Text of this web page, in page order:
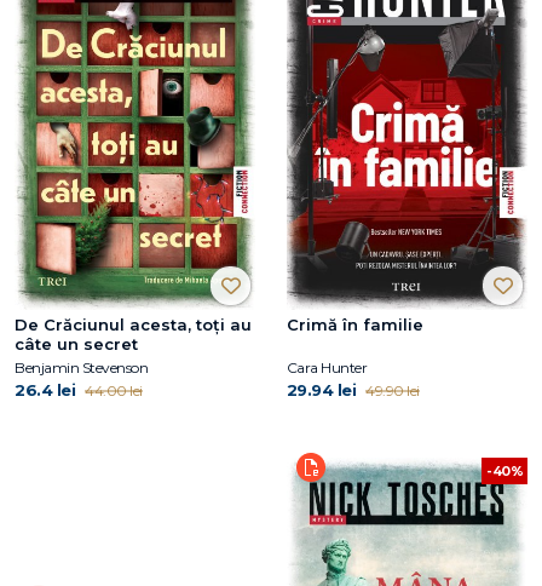
De Crăciunul acesta, toți au
câte un secret
Benjamin Stevenson
26.4 lei 44.00 lei
Crimă în familie
Cara Hunter
29.94 lei 49.90 lei
-40%